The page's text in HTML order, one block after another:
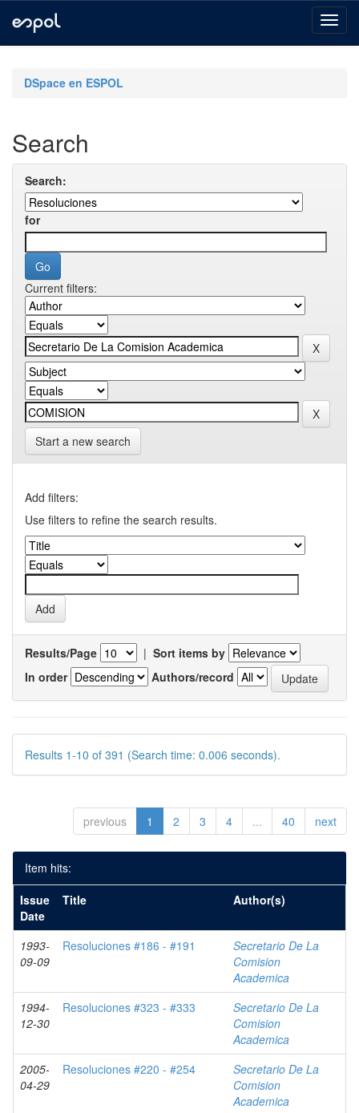
navigationDSpace en ESPOL
Search
Search:
for
Current filters:
Start a new search
Add filters:
Use filters to refine the search results.
Results/Page | Sort items by
In order
Authors/record
Results 1-10 of 391 (Search time: 0.006 seconds).
previous 1 2 3 4 ... 40 next
Item hits:
Issue
Date
Title Author(s)
1993-
09-09
Resoluciones #186 - #191
Secretario De La
Comision
Academica
1994-
12-30
Resoluciones #323 - #333
Secretario De La
Comision
Academica
2005-
04-29
Resoluciones #220 - #254
Secretario De La
Comision
Academica